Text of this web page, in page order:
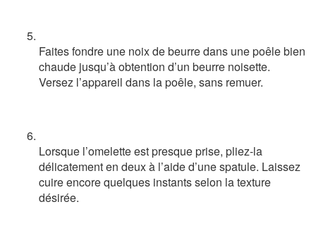
Faites fondre une noix de beurre dans une poêle bien
chaude jusqu’à obtention d’un beurre noisette.
Versez l’appareil dans la poêle, sans remuer.
Lorsque l’omelette est presque prise, pliez-la
délicatement en deux à l’aide d’une spatule. Laissez
cuire encore quelques instants selon la texture
désirée.